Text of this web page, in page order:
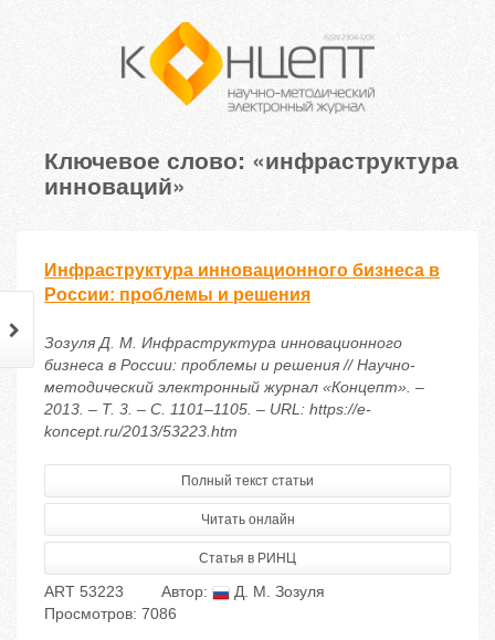
Ключевое слово: «инфраструктура
инноваций»
Инфраструктура инновационного бизнеса в
России: проблемы и решения
Зозуля Д. М. Инфраструктура инновационного
бизнеса в России: проблемы и решения // Научно-
методический электронный журнал «Концепт». –
2013. – Т. 3. – С. 1101–1105. – URL: https://e-
koncept.ru/2013/53223.htm
Полный текст статьи
Читать онлайн
Статья в РИНЦ
ART 53223 Автор:
Д. М. Зозуля
Просмотров: 7086